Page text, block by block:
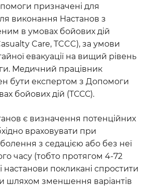
призначені для
виконання Настанов з
в умовах бойових дій
Care, TCCC), за умови
евакуації на вищий рівень
Медичний працівник
бути експертом з Допомоги
бойових дій (ТССС).
є визначення потенційних
враховувати при
з седацією або без неї
часу (тобто протягом 4-72
настанови покликані спростити
шляхом зменшення варіантів